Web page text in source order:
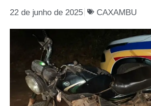
22 de junho de 2025 CAXAMBU